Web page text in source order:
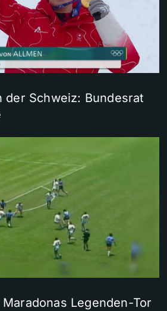
der Schweiz: Bundesrat
Legenden-Tor